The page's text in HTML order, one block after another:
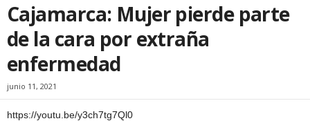
Cajamarca: Mujer pierde parte
de la cara por extraña
enfermedad
junio 11, 2021
https://youtu.be/y3ch7tg7Ql0